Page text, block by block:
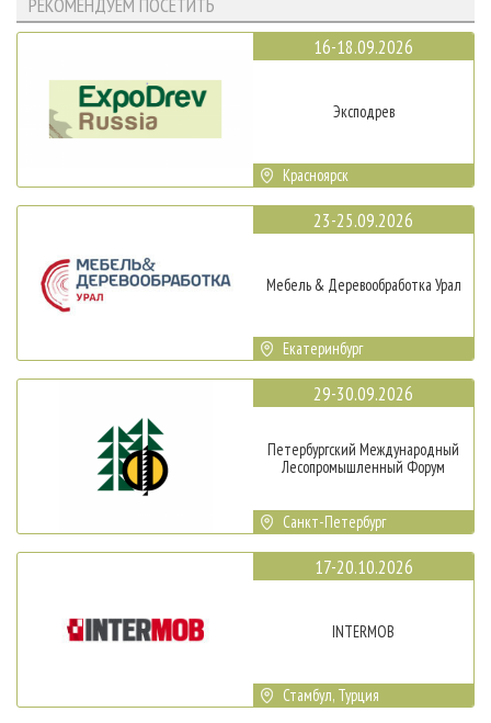
16-18.09.2026
Эксподрев
Красноярск
23-25.09.2026
Мебель & Деревообработка Урал
Екатеринбург
29-30.09.2026
Петербургский Международный
Лесопромышленный Форум
Санкт-Петербург
17-20.10.2026
INTERMOB
Стамбул, Турция